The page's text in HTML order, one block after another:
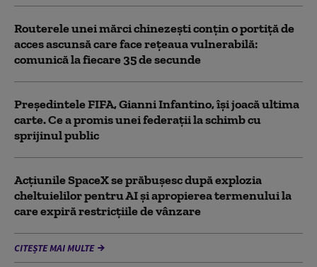
Routerele unei mărci chinezești conțin o portiță de
acces ascunsă care face rețeaua vulnerabilă:
comunică la fiecare 35 de secunde
Președintele FIFA, Gianni Infantino, îşi joacă ultima
carte. Ce a promis unei federații la schimb cu
sprijinul public
Acţiunile SpaceX se prăbuşesc după explozia
cheltuielilor pentru AI şi apropierea termenului la
care expiră restricţiile de vânzare
CITEȘTE MAI MULTE